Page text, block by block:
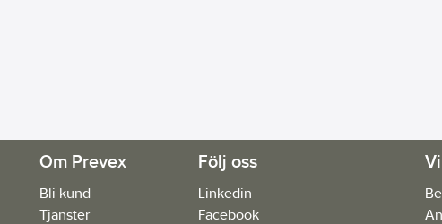
Om Prevex
Bli kund
Tjänster
Följ oss
Linkedin
Facebook